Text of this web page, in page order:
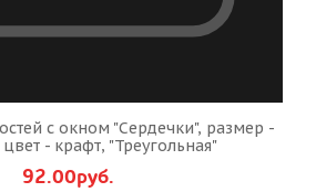
с окном "Сердечки", размер -
- крафт, "Треугольная"
92.00руб.